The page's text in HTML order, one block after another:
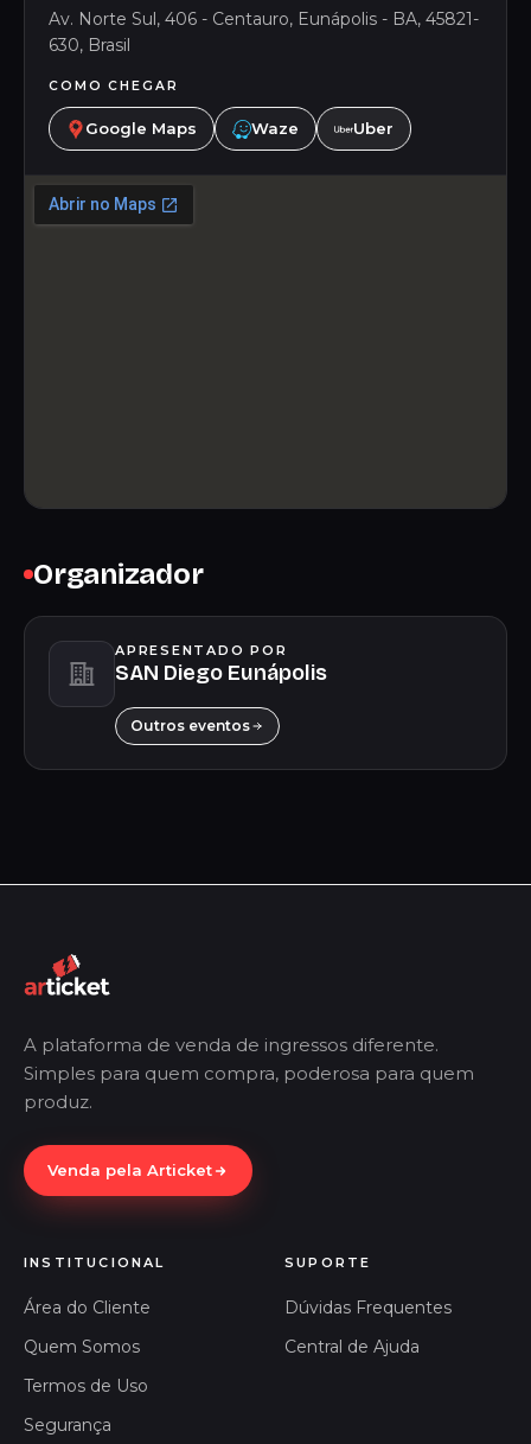
Av. Norte Sul, 406 - Centauro, Eunápolis - BA, 45821-
630, Brasil
COMO CHEGAR
Google Maps Waze Uber
Organizador
APRESENTADO POR
SAN Diego Eunápolis
Outros eventos
A plataforma de venda de ingressos diferente.
Simples para quem compra, poderosa para quem
produz.
Venda pela Articket
INSTITUCIONAL
Área do Cliente
Quem Somos
Termos de Uso
Segurança
SUPORTE
Dúvidas Frequentes
Central de Ajuda